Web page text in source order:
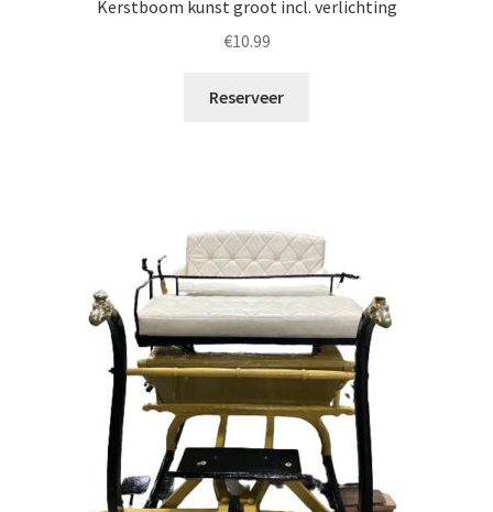
Kerstboom kunst groot incl. verlichting
€10.99
Reserveer